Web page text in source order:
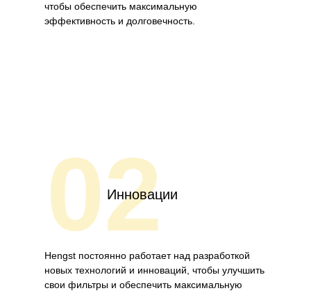
чтобы обеспечить максимальную
эффективность и долговечность.
02
Инновации
Hengst постоянно работает над разработкой
новых технологий и инноваций, чтобы улучшить
свои фильтры и обеспечить максимальную